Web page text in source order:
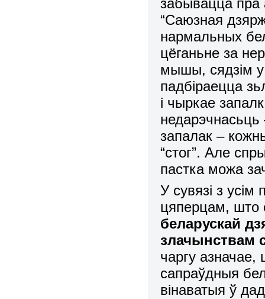
“Саюзная
нармальных
цёганьне за
мышы, сядзім
падбіраецца
і чыркае
недарэчнасьць
запалак –
“стог”. Але
пастка можа
У сувязі з
цяперцам, што
беларускай
злачынствам
чаргу
сапраўдныя
вінаватыя ў